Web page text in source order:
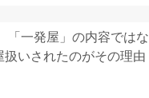
「一発屋」の内容ではな
いされたのがその理由